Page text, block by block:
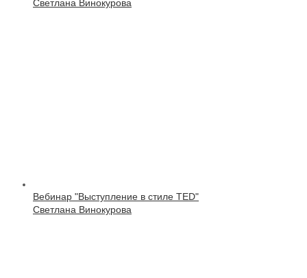
Светлана Винокурова
Вебинар "Выступление в стиле TED"
Светлана Винокурова